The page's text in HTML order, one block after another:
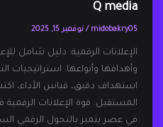
Q media
midobakry05
/نوفمبر 15, 2025
الإعلانات الرقمية: دليل شامل
وأهدافها وأنواعها. استراتيجيات
استهداف دقيق، قياس الأداء،
المستقبل: قوة الإعلانات
في عصر يتميز بالتحول الرقمي